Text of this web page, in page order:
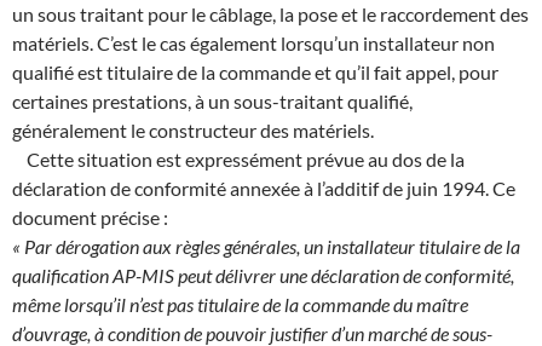
un sous traitant pour le câblage, la pose et le raccordement des
matériels. C’est le cas également lorsqu’un installateur non
qualifié est titulaire de la commande et qu’il fait appel, pour
certaines prestations, à un sous-traitant qualifié,
généralement le constructeur des matériels.
Cette situation est expressément prévue au dos de la
déclaration de conformité annexée à l’additif de juin 1994. Ce
document précise :
« Par dérogation aux règles générales, un installateur titulaire de la
qualification AP-MIS peut délivrer une déclaration de conformité,
même lorsqu’il n’est pas titulaire de la commande du maître
d’ouvrage, à condition de pouvoir justifier d’un marché de sous-